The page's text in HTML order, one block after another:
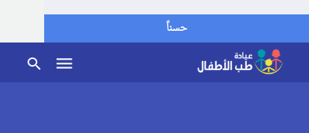
حسناً